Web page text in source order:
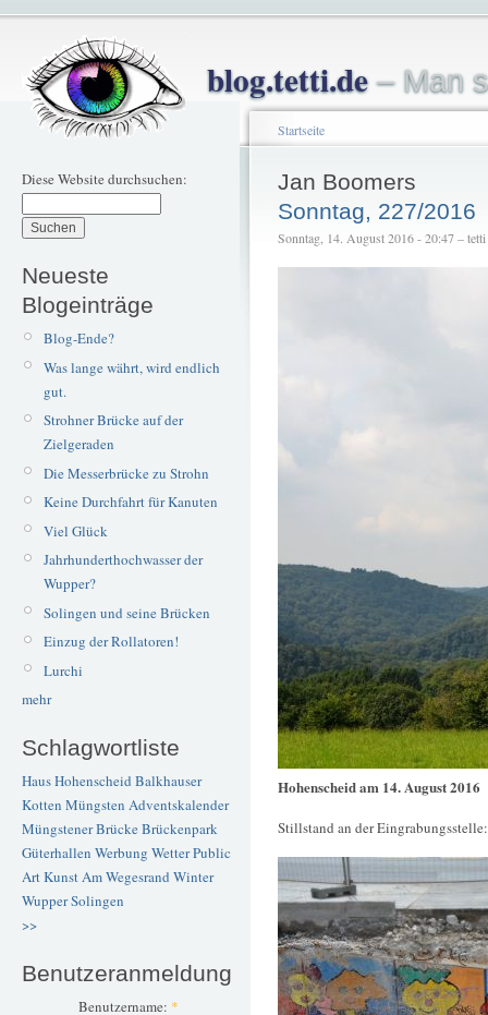
blog.tetti.de– Man
Diese Website durchsuchen:
Neueste
Blogeinträge
Blog-Ende?
Was lange währt, wird endlich
gut.
Strohner Brücke auf der
Zielgeraden
Die Messerbrücke zu Strohn
Keine Durchfahrt für Kanuten
Viel Glück
Jahrhunderthochwasser der
Wupper?
Solingen und seine Brücken
Einzug der Rollatoren!
Lurchi
mehr
Schlagwortliste
Haus Hohenscheid Balkhauser
Kotten Müngsten Adventskalender
Müngstener BrückeBrückenpark
Güterhallen Werbung WetterPublic
ArtKunstAm Wegesrand Winter
WupperSolingen
>>
Benutzeranmeldung
Benutzername: *
Startseite
Jan Boomers
Sonntag, 227/2016
Sonntag, 14. August 2016 - 20:47 – tetti
Hohenscheid am 14. August 2016
Stillstand an der Eingrabungsstelle: